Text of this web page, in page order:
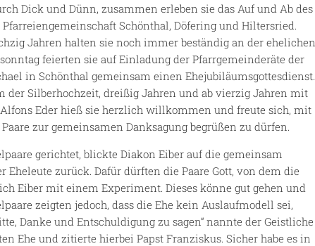
Dick und Dünn, zusammen erleben sie das Auf und Ab des
Schönthal, Döfering und Hiltersried.
Jahren halten sie noch immer beständig an der ehelichen
feierten sie auf Einladung der Pfarrgemeinderäte der
in Schönthal gemeinsam einen Ehejubiläumsgottesdienst.
der Silberhochzeit, dreißig Jahren und ab vierzig Jahren mit
Eder hieß sie herzlich willkommen und freute sich, mit
zur gemeinsamen Danksagung begrüßen zu dürfen.
gerichtet, blickte Diakon Eiber auf die gemeinsam
Eheleute zurück. Dafür dürften die Paare Gott, von dem die
Eiber mit einem Experiment. Dieses könne gut gehen und
zeigten jedoch, dass die Ehe kein Auslaufmodell sei,
Danke und Entschuldigung zu sagen“ nannte der Geistliche
Ehe und zitierte hierbei Papst Franziskus. Sicher habe es in